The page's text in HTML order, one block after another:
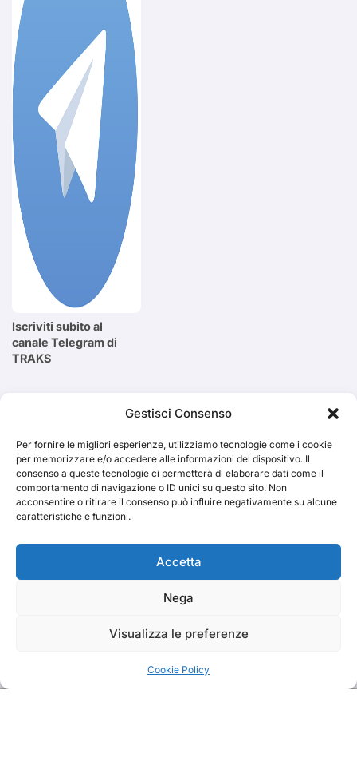
Gestisci Consenso
Per fornire le migliori esperienze, utilizziamo tecnologie come i cookie
per memorizzare e/o accedere alle informazioni del dispositivo. Il
consenso a queste tecnologie ci permetterà di elaborare dati come il
comportamento di navigazione o ID unici su questo sito. Non
acconsentire o ritirare il consenso può influire negativamente su alcune
caratteristiche e funzioni.
Accetta
Nega
Visualizza le preferenze
Cookie Policy
Iscriviti subito al
canale Telegram di
TRAKS
Cerca
TRAKS
Dal 2014 musica indipendente ed emergente